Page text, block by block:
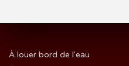
À louer bord de l'eau